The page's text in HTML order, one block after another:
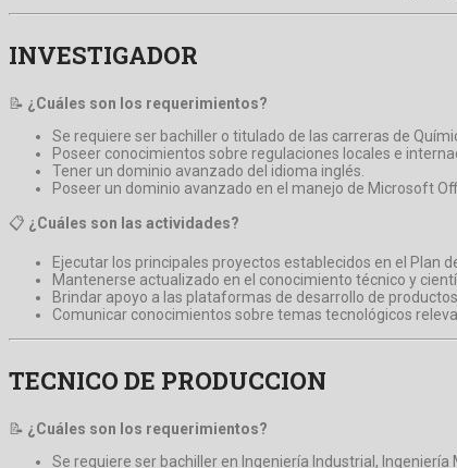
INVESTIGADOR
📝 ¿Cuáles son los requerimientos?
Se requiere ser bachiller o titulado de las carreras de
Poseer conocimientos sobre regulaciones locales e
Tener un dominio avanzado del idioma inglés.
Poseer un dominio avanzado en el manejo de Microsoft
📋 ¿Cuáles son las actividades?
Ejecutar los principales proyectos establecidos en el Plan
Mantenerse actualizado en el conocimiento técnico y
Brindar apoyo a las plataformas de desarrollo de
Comunicar conocimientos sobre temas tecnológicos
TECNICO DE PRODUCCION
📝 ¿Cuáles son los requerimientos?
Se requiere ser bachiller en Ingeniería Industrial, Ingeniería